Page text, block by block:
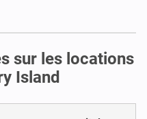
sur les locations
Island